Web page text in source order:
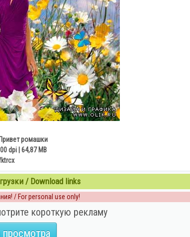
ромашки
dpi | 64,87 MB
/ Download links
/ For personal use only!
короткую рекламу